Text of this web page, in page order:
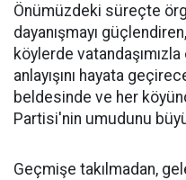
Önümüzdeki süreçte
dayanışmayı
köylerde
anlayışını hayata
beldesinde ve her
Partisi'nin umudunu
Geçmişe takılmadan,